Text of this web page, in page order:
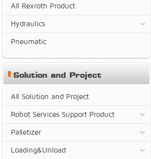
All Rexroth Product
Hydraulics
Pneumatic
Solution and Project
All Solution and Project
Robot Services Support Product
Palletizer
Loading&Unload